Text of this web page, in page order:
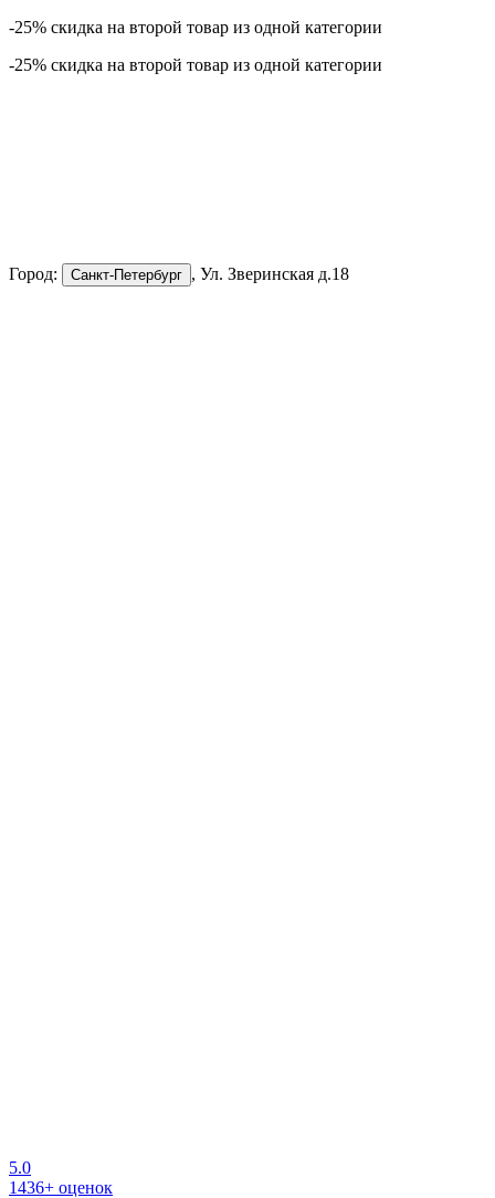
-25% скидка на второй товар из одной категории
-25% скидка на второй товар из одной категории
Город: Санкт-Петербург , Ул. Зверинская д.18
5.0
1436+ оценок